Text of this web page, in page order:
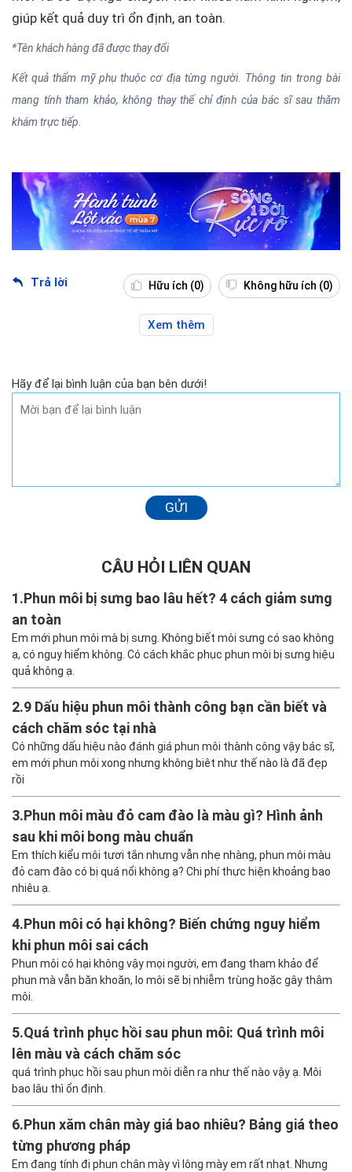
giúp kết quả duy trì ổn định, an toàn.
*Tên khách hàng đã được thay đổi
Kết quả thẩm mỹ phụ thuộc cơ địa từng người. Thông tin trong bài
mang tính tham khảo, không thay thế chỉ định của bác sĩ sau thăm
khám trực tiếp.
Trả lời Hữu ích (0) Không hữu ích (0)
Xem thêm
Hãy để lại bình luận của bạn bên dưới!
GỬI
CÂU HỎI LIÊN QUAN
1.Phun môi bị sưng bao lâu hết? 4 cách giảm sưng
an toàn
Em mới phun môi mà bị sưng. Không biết môi sưng có sao không
ạ, có nguy hiểm không. Có cách khắc phục phun môi bị sưng hiệu
quả không ạ.
2.9 Dấu hiệu phun môi thành công bạn cần biết và
cách chăm sóc tại nhà
Có những dấu hiệu nào đánh giá phun môi thành công vậy bác sĩ,
em mới phun môi xong nhưng không biêt như thế nào là đã đẹp
rồi
3.Phun môi màu đỏ cam đào là màu gì? Hình ảnh
sau khi môi bong màu chuẩn
Em thích kiểu môi tươi tắn nhưng vẫn nhẹ nhàng, phun môi màu
đỏ cam đào có bị quá nổi không ạ? Chi phí thực hiện khoảng bao
nhiêu ạ.
4.Phun môi có hại không? Biến chứng nguy hiểm
khi phun môi sai cách
Phun môi có hại không vậy mọi người, em đang tham khảo để
phun mà vẫn băn khoăn, lo môi sẽ bị nhiễm trùng hoặc gây thâm
môi.
5.Quá trình phục hồi sau phun môi: Quá trình môi
lên màu và cách chăm sóc
quá trình phục hồi sau phun môi diễn ra như thế nào vậy ạ. Môi
bao lâu thì ổn định.
6.Phun xăm chân mày giá bao nhiêu? Bảng giá theo
từng phương pháp
Em đang tính đi phun chân mày vì lông mày em rất nhạt. Nhưng